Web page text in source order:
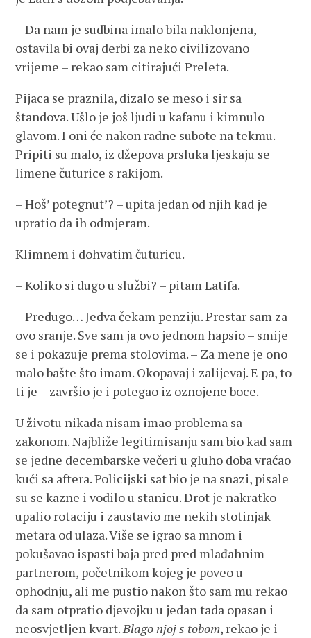
– Da nam je sudbina imalo bila naklonjena,
ostavila bi ovaj derbi za neko civilizovano
vrijeme – rekao sam citirajući Preleta.
Pijaca se praznila, dizalo se meso i sir sa
štandova. Ušlo je još ljudi u kafanu i kimnulo
glavom. I oni će nakon radne subote na tekmu.
Pripiti su malo, iz džepova prsluka ljeskaju se
limene čuturice s rakijom.
– Hoš’ potegnut’? – upita jedan od njih kad je
upratio da ih odmjeram.
Klimnem i dohvatim čuturicu.
– Koliko si dugo u službi? – pitam Latifa.
– Predugo… Jedva čekam penziju. Prestar sam za
ovo sranje. Sve sam ja ovo jednom hapsio – smije
se i pokazuje prema stolovima. – Za mene je ono
malo bašte što imam. Okopavaj i zalijevaj. E pa, to
ti je – završio je i potegao iz oznojene boce.
U životu nikada nisam imao problema sa
zakonom. Najbliže legitimisanju sam bio kad sam
se jedne decembarske večeri u gluho doba vraćao
kući sa aftera. Policijski sat bio je na snazi, pisale
su se kazne i vodilo u stanicu. Drot je nakratko
upalio rotaciju i zaustavio me nekih stotinjak
metara od ulaza. Više se igrao sa mnom i
pokušavao ispasti baja pred pred mlađahnim
partnerom, početnikom kojeg je poveo u
ophodnju, ali me pustio nakon što sam mu rekao
da sam otpratio djevojku u jedan tada opasan i
neosvjetljen kvart.Blago njoj s tobom, rekao je i